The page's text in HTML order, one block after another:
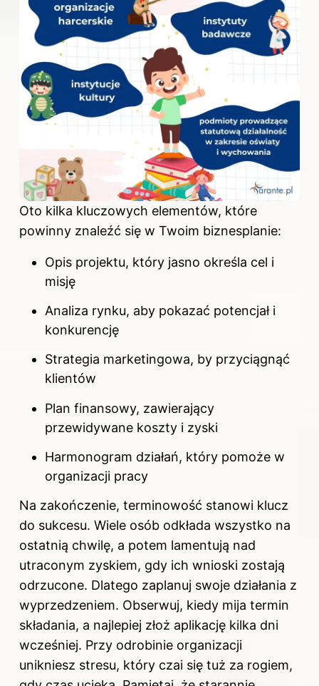
Oto kilka kluczowych elementów, które
powinny znaleźć się w Twoim biznesplanie:
Opis projektu, który jasno określa cel i
misję
Analiza rynku, aby pokazać potencjał i
konkurencję
Strategia marketingowa, by przyciągnąć
klientów
Plan finansowy, zawierający
przewidywane koszty i zyski
Harmonogram działań, który pomoże w
organizacji pracy
Na zakończenie, terminowość stanowi klucz
do sukcesu. Wiele osób odkłada wszystko na
ostatnią chwilę, a potem lamentują nad
utraconym zyskiem, gdy ich wnioski zostają
odrzucone. Dlatego zaplanuj swoje działania z
wyprzedzeniem. Obserwuj, kiedy mija termin
składania, a najlepiej złoż aplikację kilka dni
wcześniej. Przy odrobinie organizacji
unikniesz stresu, który czai się tuż za rogiem,